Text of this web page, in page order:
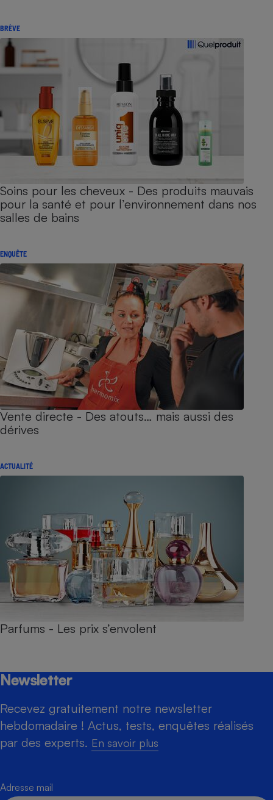
BRÈVE
Soins pour les cheveux - Des produits mauvais
pour la santé et pour l’environnement dans nos
salles de bains
ENQUÊTE
Vente directe - Des atouts… mais aussi des
dérives
ACTUALITÉ
Parfums - Les prix s’envolent
Newsletter
Recevez gratuitement notre newsletter
hebdomadaire ! Actus, tests, enquêtes réalisés
par des experts. En savoir plus
Adresse mail